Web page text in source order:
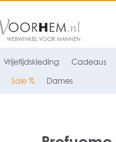
Vrijetijdskleding Cadeaus
Sale % Dames